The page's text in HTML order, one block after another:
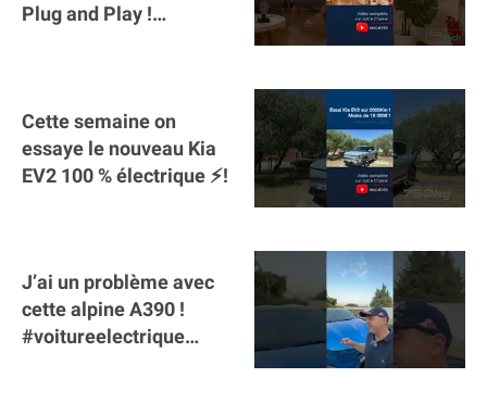
Plug and Play !
Cette semaine on
essaye le nouveau Kia
EV2 100 % électrique ⚡️!
J’ai un problème avec
cette alpine A390 !
#voitureelectrique